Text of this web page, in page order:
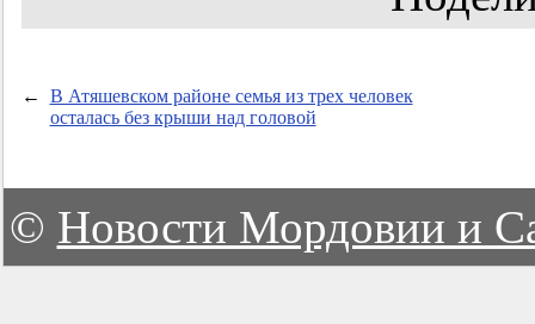
←
В Атяшевском районе семья из трех человек
осталась без крыши над головой
© Новости Мордовии и